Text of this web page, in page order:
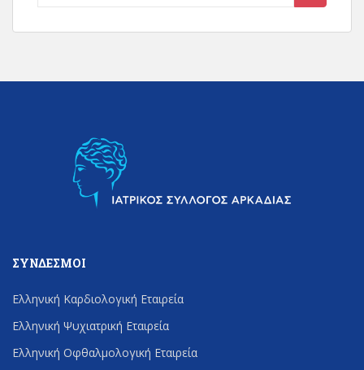
ΣΎΝΔΕΣΜΟΙ
Ελληνική Καρδιολογική Εταιρεία
Ελληνική Ψυχιατρική Εταιρεία
Ελληνική Οφθαλμολογική Εταιρεία